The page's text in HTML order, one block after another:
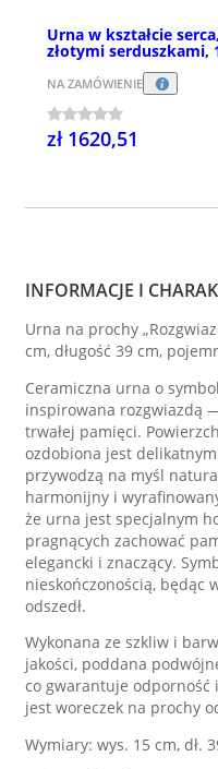
Urna w kształcie
złotymi serduszkami,
NA ZAMÓWIENIE
zł 1620,51
INFORMACJE I
Urna na prochy
cm, długość 39 cm,
Ceramiczna urna o
inspirowana rozgwiazdą
trwałej pamięci.
ozdobiona jest
przywodzą na myśl
harmonijny i
że urna jest specjalnym
pragnących zachować
elegancki i znaczący.
nieskończonością, będąc
odszedł.
Wykonana ze szkliw i
jakości, poddana
co gwarantuje odporność
jest woreczek na prochy
Wymiary: wys. 15 cm, dł.